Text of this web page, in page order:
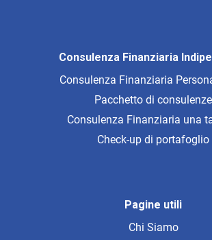
Pagine utili
Chi Siamo
Consulenza Finanziaria
Consulenza Finanziaria
Pacchetto di consulenze
Consulenza Finanziaria una
Check-up di portafoglio